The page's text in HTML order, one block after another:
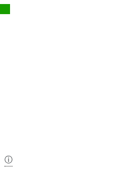
mit Punkteabzug
ⓘ